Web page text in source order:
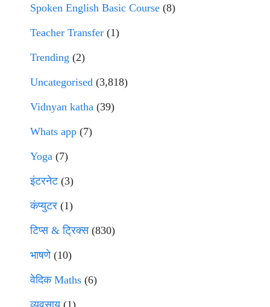
Spoken English Basic Course (8)
Teacher Transfer (1)
Trending (2)
Uncategorised (3,818)
Vidnyan katha (39)
Whats app (7)
Yoga (7)
इंटरनेट(3)
कंप्युटर (1)
टिप्स & ट्रिक्स(830)
भाषणे(10)
वेदिक Maths (6)
व्यवसाय(1)